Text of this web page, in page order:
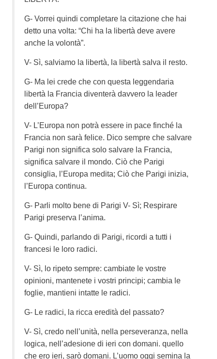
G- Vorrei quindi completare la citazione che hai
detto una volta: “Chi ha la libertà deve avere
anche la volontà”.
V- Sì, salviamo la libertà, la libertà salva il resto.
G- Ma lei crede che con questa leggendaria
libertà la Francia diventerà davvero la leader
dell’Europa?
V- L’Europa non potrà essere in pace finché la
Francia non sarà felice. Dico sempre che salvare
Parigi non significa solo salvare la Francia,
significa salvare il mondo. Ciò che Parigi
consiglia, l’Europa medita; Ciò che Parigi inizia,
l’Europa continua.
G- Parli molto bene di Parigi V- Sì; Respirare
Parigi preserva l’anima.
G- Quindi, parlando di Parigi, ricordi a tutti i
francesi le loro radici.
V- Sì, lo ripeto sempre: cambiate le vostre
opinioni, mantenete i vostri principi; cambia le
foglie, mantieni intatte le radici.
G- Le radici, la ricca eredità del passato?
V- Sì, credo nell’unità, nella perseveranza, nella
logica, nell’adesione di ieri con domani. quello
che ero ieri, sarò domani. L’uomo oggi semina la